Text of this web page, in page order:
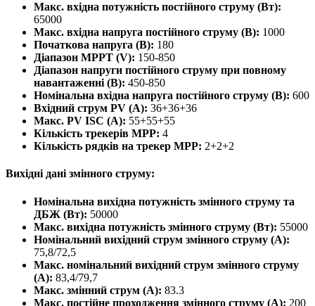
Макс. вхідна потужність постійного струму (Вт):
65000
Макс. вхідна напруга постійного струму (В): 1000
Початкова напруга (В): 180
Діапазон MPPT (V): 150-850
Діапазон напруги постійного струму при повному
навантаженні (В): 450-850
Номінальна вхідна напруга постійного струму (В): 600
Вхідний струм PV (A): 36+36+36
Макс. PV ISC (A): 55+55+55
Кількість трекерів MPP: 4
Кількість рядків на трекер MPP: 2+2+2
Вихідні дані змінного струму:
Номінальна вихідна потужність змінного струму та
ДБЖ (Вт): 50000
Макс. вихідна потужність змінного струму (Вт): 55000
Номінальний вихідний струм змінного струму (A):
75,8/72,5
Макс. номінальний вихідний струм змінного струму
(A): 83,4/79,7
Макс. змінний струм (A): 83.3
Макс. постійне проходження змінного струму (A): 200